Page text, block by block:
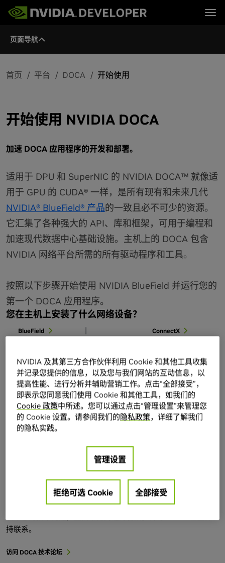
首页
论坛
文档
下载
主题
行业
页面导航
首页 平台 DOCA 开始使用
开始使用 NVIDIA DOCA
加速 DOCA 应用程序的开发和部署。
适用于 DPU 和 SuperNIC 的 NVIDIA DOCA™ 就像适
用于 GPU 的 CUDA® 一样，是所有现有和未来几代
NVIDIA® BlueField® 产品的一致且必不可少的资源。
它汇集了各种强大的 API、库和框架，可用于编程和
加速现代数据中心基础设施。主机上的 DOCA 包含
NVIDIA 网络平台所需的所有驱动程序和工具。
按照以下步骤开始使用 NVIDIA BlueField 并运行您的
第一个 DOCA 应用程序。
您在主机上安装了什么网络设备？
BlueField | ConnectX
文档
访问 DOCA SDK 文档
查看 SDK 编程指南、API 参考等。
参与 DOCA 技术论坛
持联系。
访问 DOCA 技术论坛
NVIDIA 及其第三方合作伙伴利用 Cookie 和其他工具收集
并记录您提供的信息，以及您与我们网站的互动信息，以
提高性能、进行分析并辅助营销工作。点击“全部接受”，
即表示您同意我们使用 Cookie 和其他工具，如我们的
Cookie 政策中所述。您可以通过点击“管理设置”来管理您
的 Cookie 设置。请参阅我们的隐私政策，详细了解我们
的隐私实践。
管理设置
拒绝可选 Cookie 全部接受